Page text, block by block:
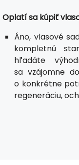
Oplatí sa kúpiť
Áno, vlasové
kompletnú
hľadáte
sa vzájomne
o konkrétne
regeneráciu,